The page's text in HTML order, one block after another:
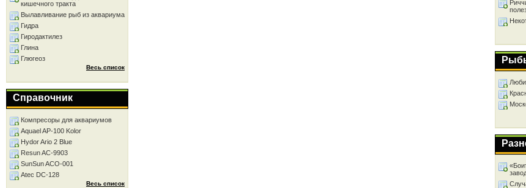
кишечного тракта
Вылавливание рыб из аквариума
Гидра
Гиродактилез
Глина
Глюгеоз
Весь список
Справочник
Компресоры для аквариумов
Aquael AP-100 Kolor
Hydor Ario 2 Blue
Resun AC-9903
SunSun ACO-001
Atec DC-128
Весь список